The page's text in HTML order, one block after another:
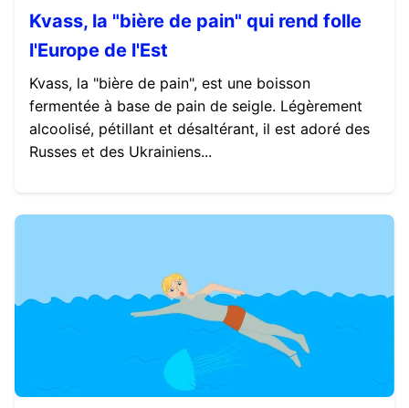
Kvass, la "bière de pain" qui rend folle
l'Europe de l'Est
Kvass, la "bière de pain", est une boisson
fermentée à base de pain de seigle. Légèrement
alcoolisé, pétillant et désaltérant, il est adoré des
Russes et des Ukrainiens...